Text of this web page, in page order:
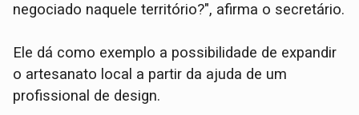
negociado naquele território?", afirma o secretário.
Ele dá como exemplo a possibilidade de expandir
o artesanato local a partir da ajuda de um
profissional de design.